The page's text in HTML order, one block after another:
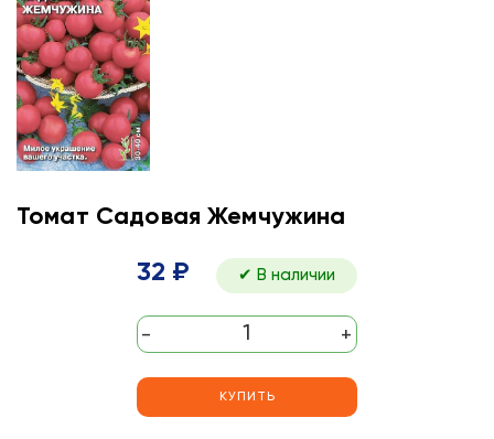
Томат Садовая Жемчужина
32 ₽ ✔ В наличии
- +
КУПИТЬ